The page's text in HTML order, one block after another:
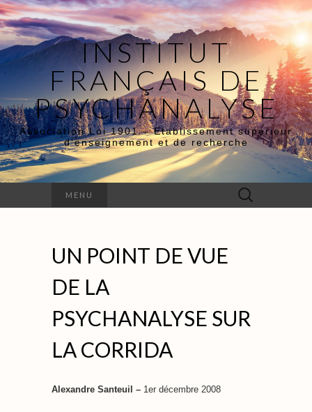
INSTITUT
FRANÇAIS DE
PSYCHANALYSE
Association Loi 1901 – Etablissement supérieur
d’enseignement et de recherche
MENU Rechercher :
UN POINT DE VUE
DE LA
PSYCHANALYSE SUR
LA CORRIDA
Alexandre Santeuil – 1er décembre 2008